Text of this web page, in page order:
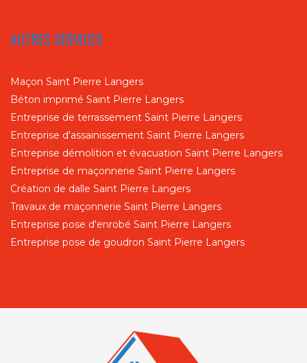
AUTRES SERVICES
Maçon Saint Pierre Langers
Béton imprimé Saint Pierre Langers
Entreprise de terrassement Saint Pierre Langers
Entreprise d'assainissement Saint Pierre Langers
Entreprise démolition et évacuation Saint Pierre Langers
Entreprise de maçonnerie Saint Pierre Langers
Création de dalle Saint Pierre Langers
Travaux de maçonnerie Saint Pierre Langers
Entreprise pose d'enrobé Saint Pierre Langers
Entreprise pose de goudron Saint Pierre Langers